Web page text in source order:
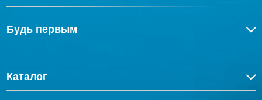
Будь первым
Каталог